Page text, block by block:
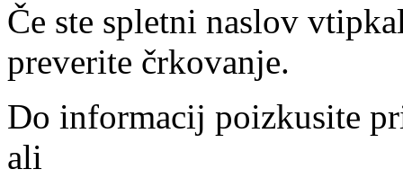
Če ste spletni naslov
preverite črkovanje.
Do informacij poizkusite
ali